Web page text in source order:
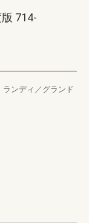
714-
ンディ／グランド